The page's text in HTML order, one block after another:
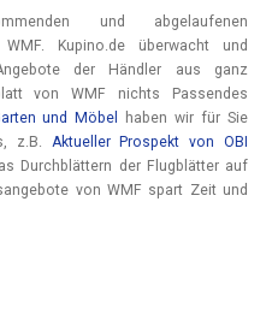
und abgelaufenen
Kupino.de überwacht und
der Händler aus ganz
von WMF nichts Passendes
und Möbel
haben wir für Sie
z.B. Aktueller Prospekt von OBI
Durchblättern der Flugblätter auf
von WMF spart Zeit und